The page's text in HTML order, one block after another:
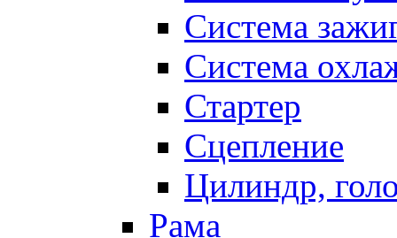
Система
Система
Стартер
Сцепление
Цилиндр,
Рама